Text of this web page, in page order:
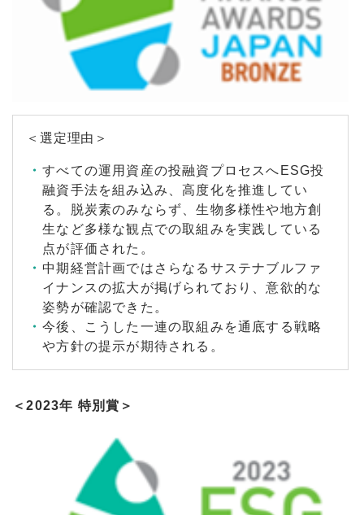
＜選定理由＞
すべての運用資産の投融資プロセスへESG投
融資手法を組み込み、高度化を推進してい
る。脱炭素のみならず、生物多様性や地方創
生など多様な観点での取組みを実践している
点が評価された。
中期経営計画ではさらなるサステナブルファ
イナンスの拡大が掲げられており、意欲的な
姿勢が確認できた。
今後、こうした一連の取組みを通底する戦略
や方針の提示が期待される。
＜2023年 特別賞＞